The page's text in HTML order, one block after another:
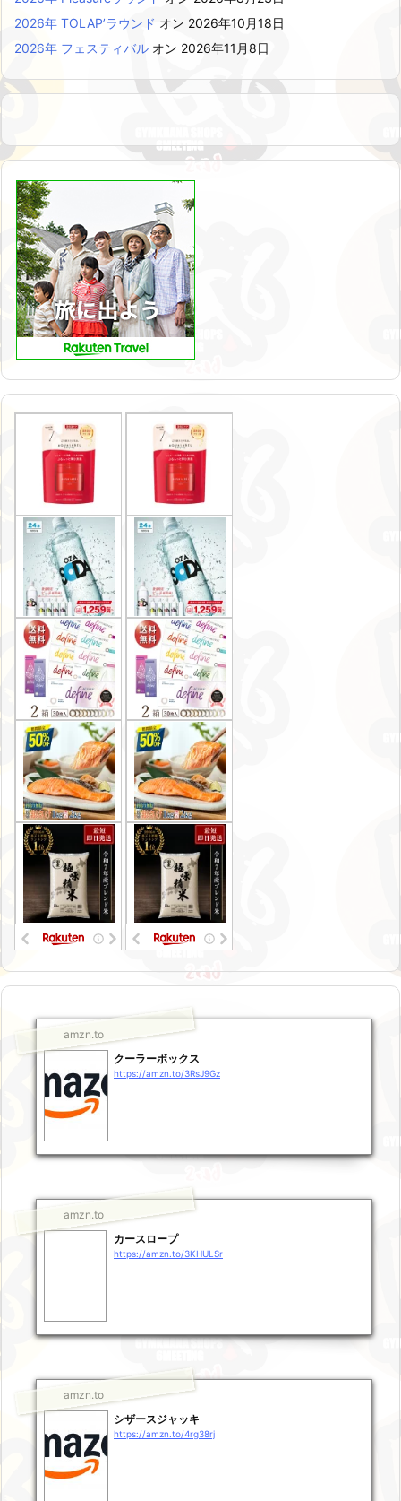
2026年 TOLAP’ラウンド オン 2026年10月18日
2026年 フェスティバル オン 2026年11月8日
amzn.to
クーラーボックス
https://amzn.to/3RsJ9Gz
amzn.to
カースロープ
https://amzn.to/3KHULSr
amzn.to
シザースジャッキ
https://amzn.to/4rg38rj